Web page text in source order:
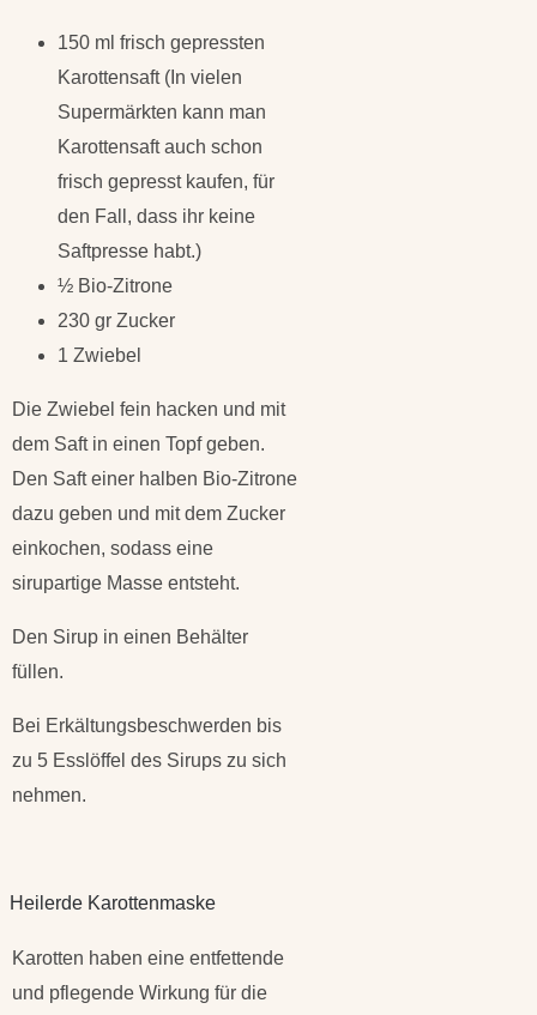
150 ml frisch gepressten
Karottensaft (In vielen
Supermärkten kann man
Karottensaft auch schon
frisch gepresst kaufen, für
den Fall, dass ihr keine
Saftpresse habt.)
½ Bio-Zitrone
230 gr Zucker
1 Zwiebel
Die Zwiebel fein hacken und mit
dem Saft in einen Topf geben.
Den Saft einer halben Bio-Zitrone
dazu geben und mit dem Zucker
einkochen, sodass eine
sirupartige Masse entsteht.
Den Sirup in einen Behälter
füllen.
Bei Erkältungsbeschwerden bis
zu 5 Esslöffel des Sirups zu sich
nehmen.
Heilerde Karottenmaske
Karotten haben eine entfettende
und pflegende Wirkung für die